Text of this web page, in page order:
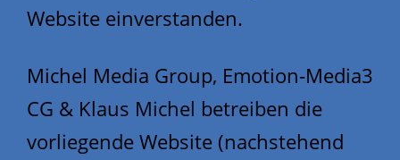
Website einverstanden.
Michel Media Group, Emotion-Media3
CG & Klaus Michel betreiben die
vorliegende Website (nachstehend